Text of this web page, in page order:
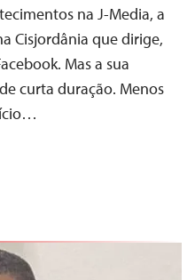
na J-Media, a
Cisjordânia que dirige,
Mas a sua
curta duração. Menos